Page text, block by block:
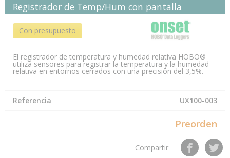
Registrador de Temp/Hum con pantalla
Con presupuesto
El registrador de temperatura y humedad relativa HOBO®
utiliza sensores para registrar la temperatura y la humedad
relativa en entornos cerrados con una precisión del 3,5%.
Referencia UX100-003
Preorden
Compartir